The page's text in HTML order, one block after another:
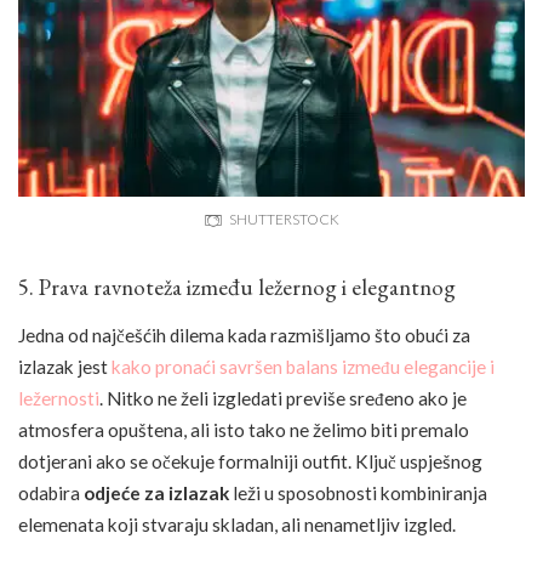
SHUTTERSTOCK
5. Prava ravnoteža između ležernog i elegantnog
Jedna od najčešćih dilema kada razmišljamo što obući za
izlazak jestkako pronaći savršen balans između elegancije i
ležernosti. Nitko ne želi izgledati previše sređeno ako je
atmosfera opuštena, ali isto tako ne želimo biti premalo
dotjerani ako se očekuje formalniji outfit. Ključ uspješnog
odabira odjeće za izlazak leži u sposobnosti kombiniranja
elemenata koji stvaraju skladan, ali nenametljiv izgled.